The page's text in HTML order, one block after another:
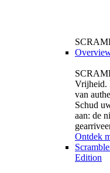
Vrijheid.
van
Schud
aan: de
Ontdek
Edition